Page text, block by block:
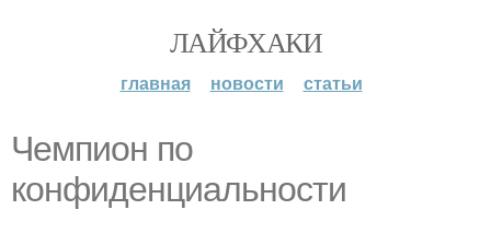
ЛАЙФХАКИ
главная новости статьи
Чемпион по
конфиденциальности